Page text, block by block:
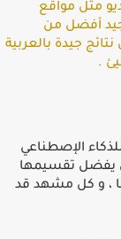
مثل مواقع
جيد أفضل من
جيدة بالعربية
.
اﻹصطناعي
يفضل تقسيمها
، و كل مشهد قد